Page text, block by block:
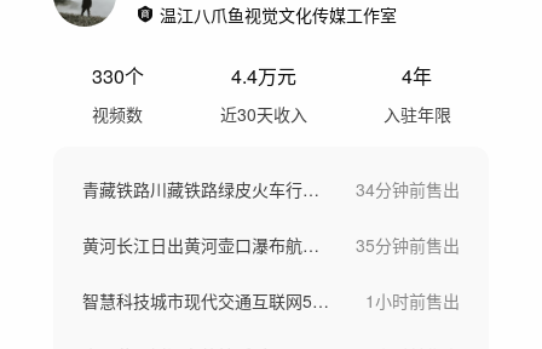
温江八爪鱼视觉文化传媒工作室
330个
视频数
4.4万元
近30天收入
4年
入驻年限
青藏铁路川藏铁路绿皮火车行驶铁路货运列车 34分钟前售出
黄河长江日出黄河壶口瀑布航拍河水汹涌奔涌 35分钟前售出
智慧科技城市现代交通互联网5G数字城市 1小时前售出